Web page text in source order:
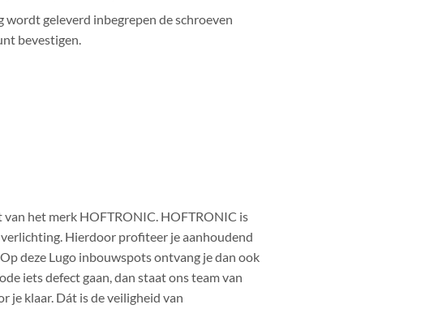
wordt geleverd inbegrepen de schroeven
bevestigen.
het merk HOFTRONIC. HOFTRONIC is
Hierdoor profiteer je aanhoudend
deze Lugo inbouwspots ontvang je dan ook
iets defect gaan, dan staat ons team van
je klaar. Dát is de veiligheid van